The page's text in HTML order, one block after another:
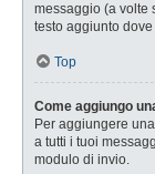
messaggio (a volte
testo aggiunto
Top
Come aggiungo
Per aggiungere
a tutti i tuoi
modulo di invio.